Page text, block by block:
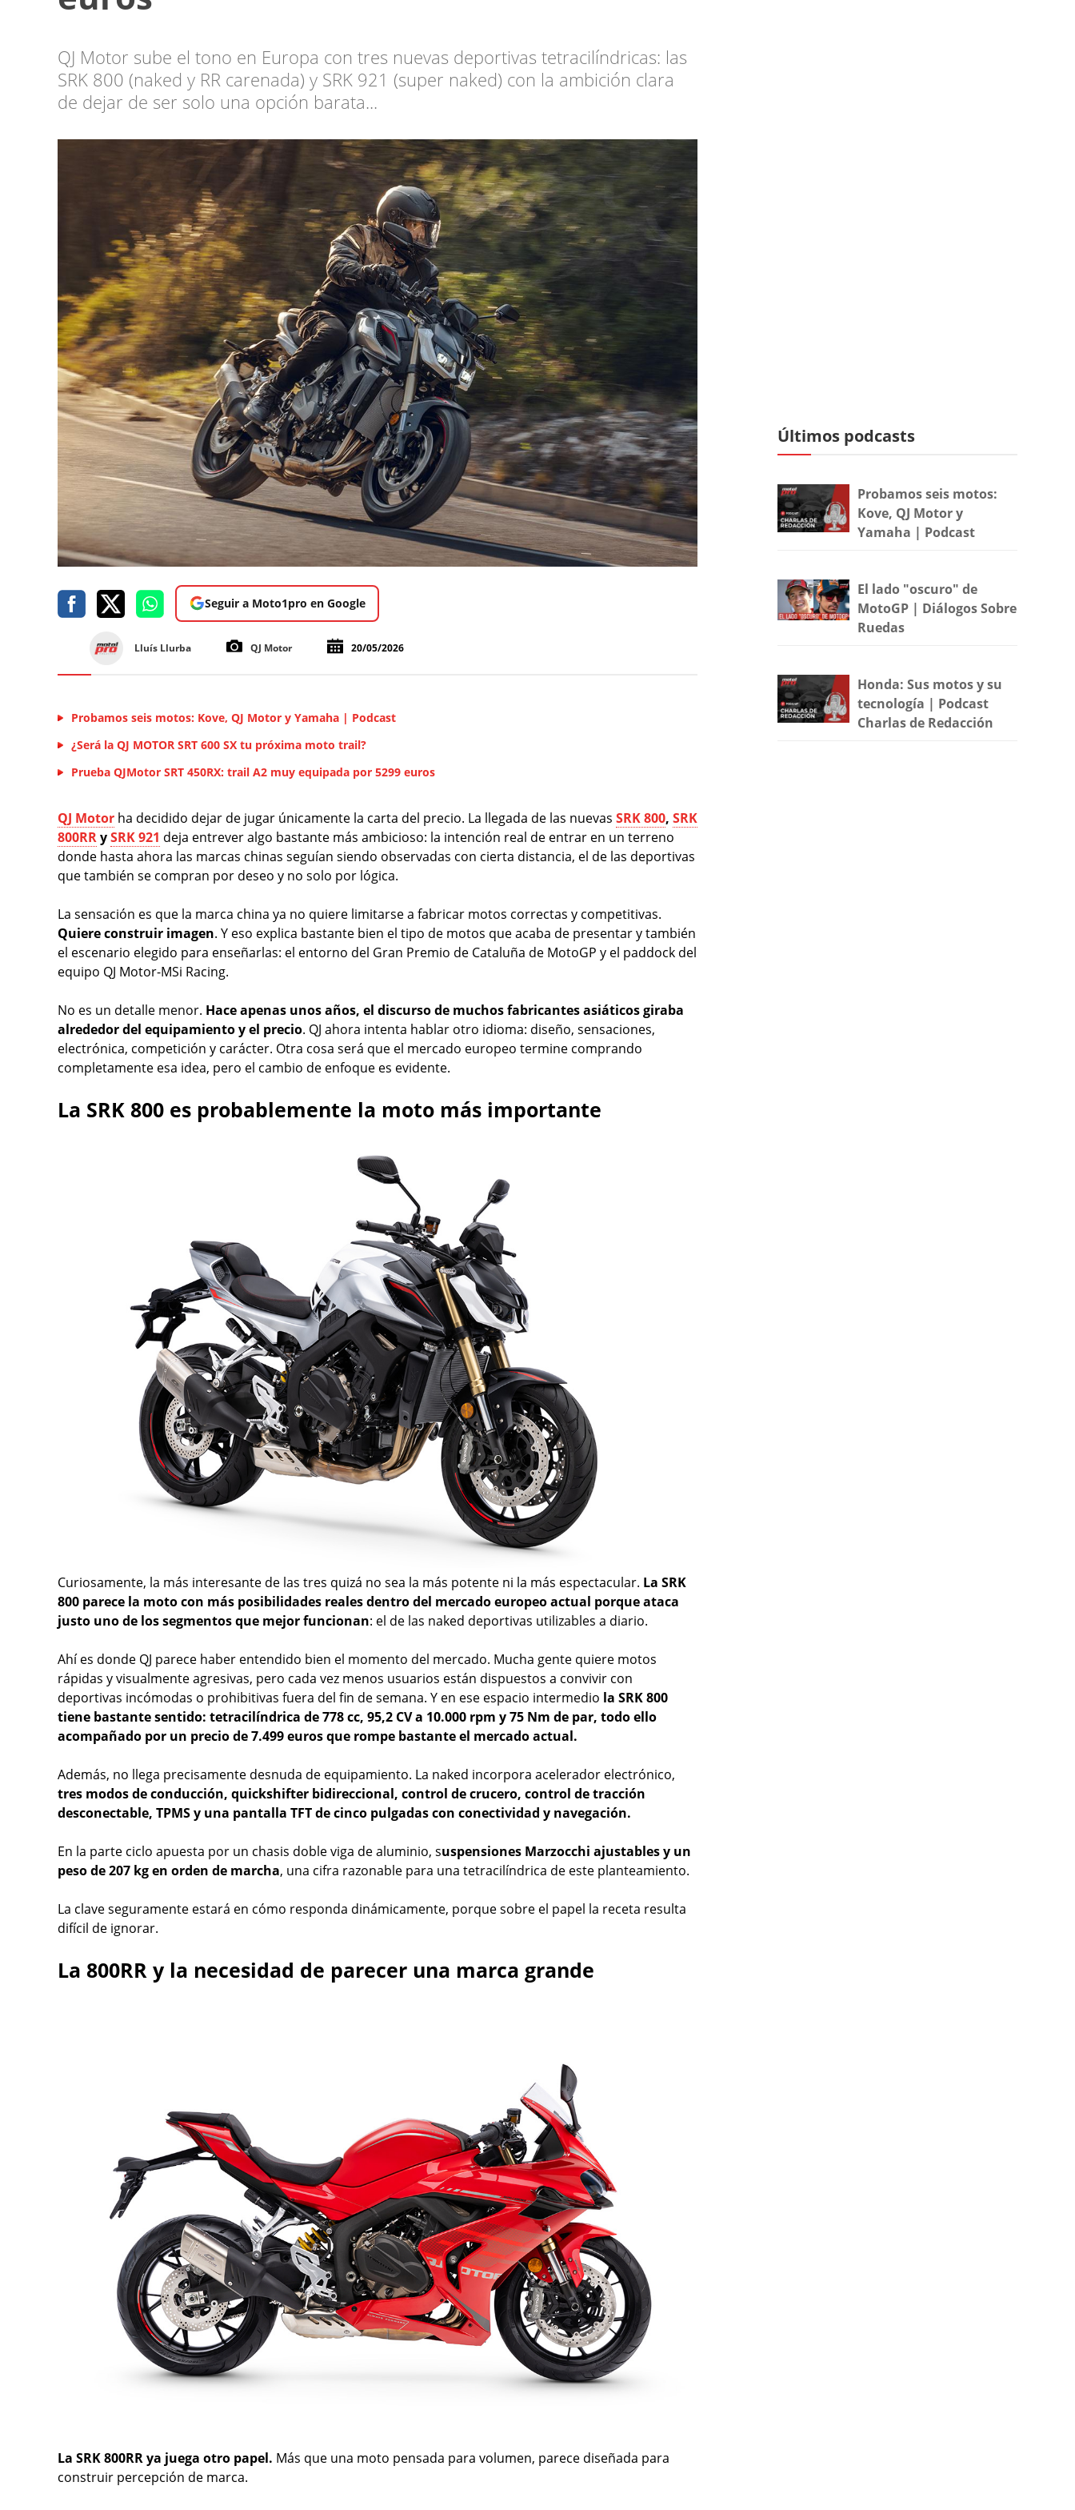
QJ Motor sube el tono en Europa con tres nuevas deportivas tetracilíndricas: las
SRK 800 (naked y RR carenada) y SRK 921 (super naked) con la ambición clara
de dejar de ser solo una opción barata...
Seguir a Moto1pro en Google
Lluís Llurba QJ Motor 20/05/2026
Probamos seis motos: Kove, QJ Motor y Yamaha | Podcast
¿Será la QJ MOTOR SRT 600 SX tu próxima moto trail?
Prueba QJMotor SRT 450RX: trail A2 muy equipada por 5299 euros
QJ Motor ha decidido dejar de jugar únicamente la carta del precio. La llegada de las nuevas SRK 800, SRK
800RRySRK 921 deja entrever algo bastante más ambicioso: la intención real de entrar en un terreno
donde hasta ahora las marcas chinas seguían siendo observadas con cierta distancia, el de las deportivas
que también se compran por deseo y no solo por lógica.
La sensación es que la marca china ya no quiere limitarse a fabricar motos correctas y competitivas.
Quiere construir imagen. Y eso explica bastante bien el tipo de motos que acaba de presentar y también
el escenario elegido para enseñarlas: el entorno del Gran Premio de Cataluña de MotoGP y el paddock del
equipo QJ Motor-MSi Racing.
No es un detalle menor. Hace apenas unos años, el discurso de muchos fabricantes asiáticos giraba
alrededor del equipamiento y el precio. QJ ahora intenta hablar otro idioma: diseño, sensaciones,
electrónica, competición y carácter. Otra cosa será que el mercado europeo termine comprando
completamente esa idea, pero el cambio de enfoque es evidente.
La SRK 800 es probablemente la moto más importante
Curiosamente, la más interesante de las tres quizá no sea la más potente ni la más espectacular. La SRK
800 parece la moto con más posibilidades reales dentro del mercado europeo actual porque ataca
justo uno de los segmentos que mejor funcionan: el de las naked deportivas utilizables a diario.
Ahí es donde QJ parece haber entendido bien el momento del mercado. Mucha gente quiere motos
rápidas y visualmente agresivas, pero cada vez menos usuarios están dispuestos a convivir con
deportivas incómodas o prohibitivas fuera del fin de semana. Y en ese espacio intermedio la SRK 800
tiene bastante sentido: tetracilíndrica de 778 cc, 95,2 CV a 10.000 rpm y 75 Nm de par, todo ello
acompañado por un precio de 7.499 euros que rompe bastante el mercado actual.
Además, no llega precisamente desnuda de equipamiento. La naked incorpora acelerador electrónico,
tres modos de conducción, quickshifter bidireccional, control de crucero, control de tracción
desconectable, TPMS y una pantalla TFT de cinco pulgadas con conectividad y navegación.
En la parte ciclo apuesta por un chasis doble viga de aluminio, suspensiones Marzocchi ajustables y un
peso de 207 kg en orden de marcha, una cifra razonable para una tetracilíndrica de este planteamiento.
La clave seguramente estará en cómo responda dinámicamente, porque sobre el papel la receta resulta
difícil de ignorar.
La 800RR y la necesidad de parecer una marca grande
La SRK 800RR ya juega otro papel. Más que una moto pensada para volumen, parece diseñada para
construir percepción de marca.
Últimos podcasts
Probamos seis motos:
Kove, QJ Motor y
Yamaha | Podcast
El lado "oscuro" de
MotoGP | Diálogos Sobre
Ruedas
Honda: Sus motos y su
tecnología | Podcast
Charlas de Redacción